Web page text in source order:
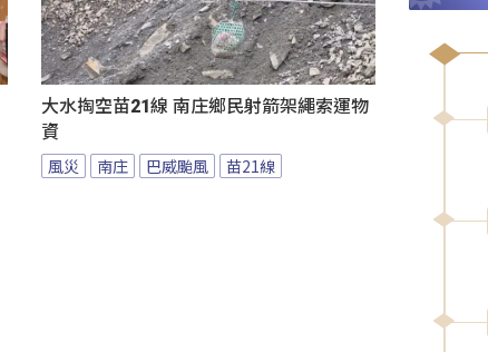
大水掏空苗21線 南庄鄉民射箭架繩索運物
資
風災 南庄 巴威颱風 苗21線